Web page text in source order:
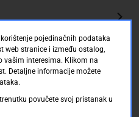
pojedinačnih podataka
web stranice i između ostalog,
vašim interesima. Klikom na
Detaljne informacije možete
povučete svoj pristanak u